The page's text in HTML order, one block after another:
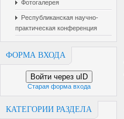
Фотогалерея
Республиканская научно-
практическая конференция
ФОРМА ВХОДА
Войти через uID
Старая форма входа
КАТЕГОРИИ РАЗДЕЛА